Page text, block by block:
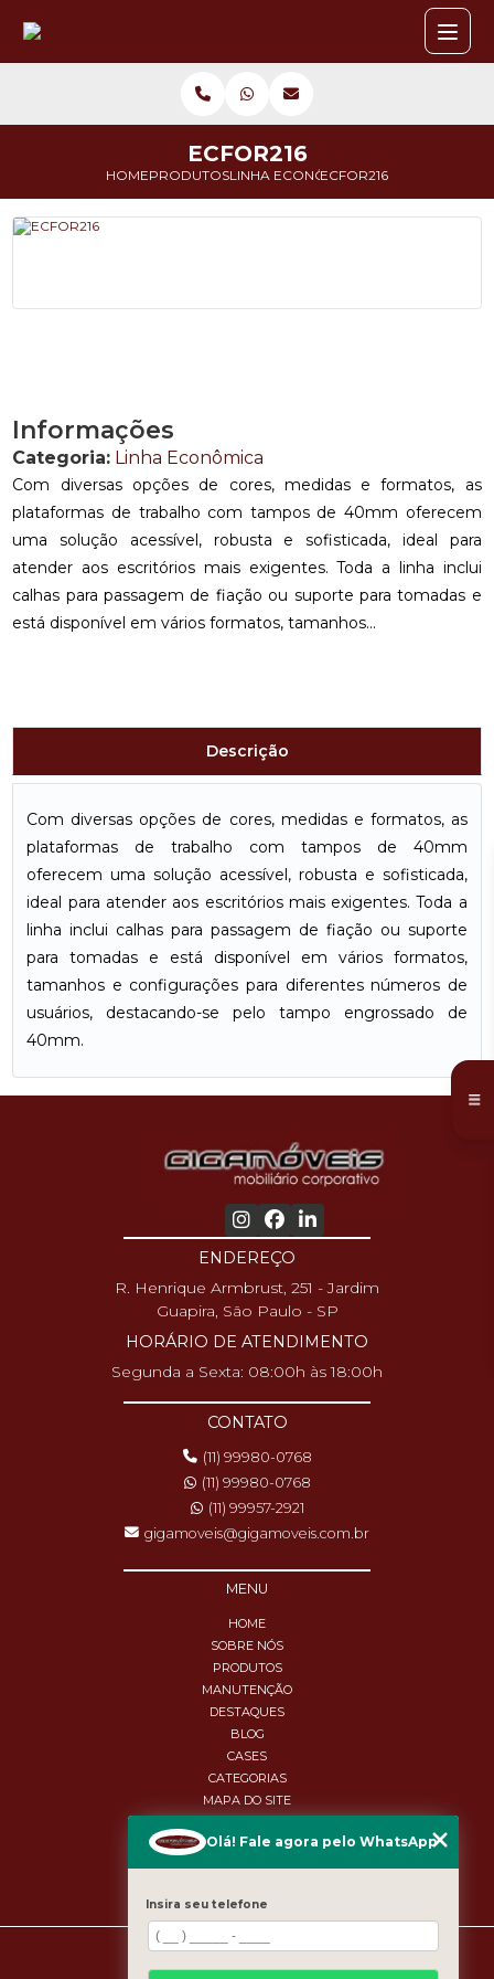
HOMEPRODUTOSLINHA ECONÔMICA
ECFOR216
ECFOR216
Informações
Categoria: Linha Econômica
Com diversas opções de cores, medidas e formatos, as
plataformas de trabalho com tampos de 40mm oferecem
uma solução acessível, robusta e sofisticada, ideal para
atender aos escritórios mais exigentes. Toda a linha inclui
calhas para passagem de fiação ou suporte para tomadas e
está disponível em vários formatos, tamanhos...
Descrição
Com diversas opções de cores, medidas e formatos, as
plataformas de trabalho com tampos de 40mm
oferecem uma solução acessível, robusta e sofisticada,
ideal para atender aos escritórios mais exigentes. Toda a
linha inclui calhas para passagem de fiação ou suporte
para tomadas e está disponível em vários formatos,
tamanhos e configurações para diferentes números de
usuários, destacando-se pelo tampo engrossado de
40mm.
ENDEREÇO
R. Henrique Armbrust, 251 - Jardim
Guapira, São Paulo - SP
HORÁRIO DE ATENDIMENTO
Segunda a Sexta: 08:00h às 18:00h
CONTATO
(11) 99980-0768
(11) 99980-0768
(11) 99957-2921
gigamoveis@gigamoveis.com.br
MENU
HOME
SOBRE NÓS
PRODUTOS
MANUTENÇÃO
DESTAQUES
BLOG
CASES
CATEGORIAS
MAPA DO SITE
Copyright © GigaMóveis. (Lei 9610 de 19/02/1998)
Olá! Fale agora pelo WhatsApp
Insira seu telefone